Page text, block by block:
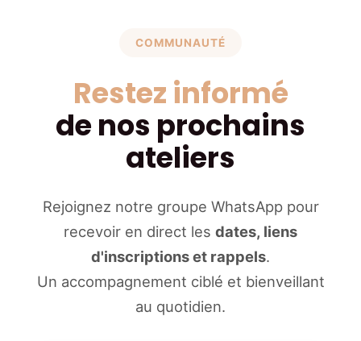
COMMUNAUTÉ
Restez informé
de nos prochains
ateliers
Rejoignez notre groupe WhatsApp pour
recevoir en direct les dates, liens
d'inscriptions et rappels.
Un accompagnement ciblé et bienveillant
au quotidien.